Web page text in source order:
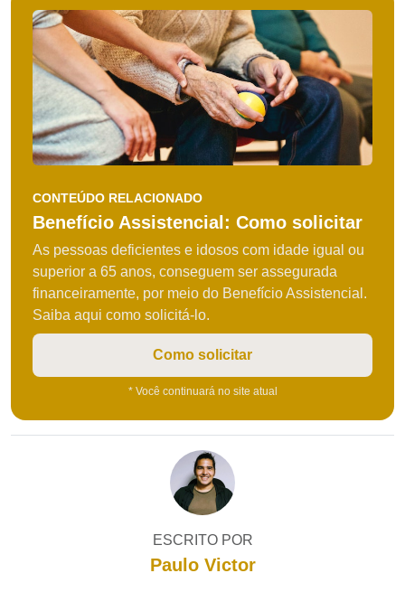
CONTEÚDO RELACIONADO
Benefício Assistencial: Como solicitar
As pessoas deficientes e idosos com idade igual ou
superior a 65 anos, conseguem ser assegurada
financeiramente, por meio do Benefício Assistencial.
Saiba aqui como solicitá-lo.
Como solicitar
* Você continuará no site atual
ESCRITO POR
Paulo Victor